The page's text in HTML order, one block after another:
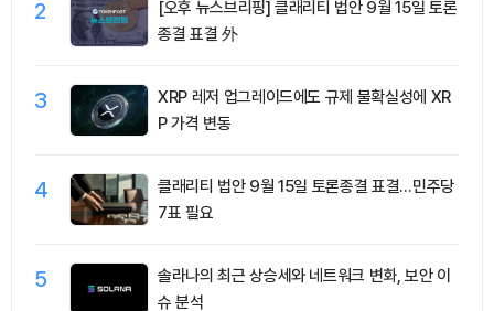
2
[오후 뉴스브리핑] 클래리티 법안 9월 15일 토론
종결 표결 外
3
XRP 레저 업그레이드에도 규제 불확실성에 XR
P 가격 변동
4
클래리티 법안 9월 15일 토론종결 표결…민주당
7표 필요
5
솔라나의 최근 상승세와 네트워크 변화, 보안 이
슈 분석